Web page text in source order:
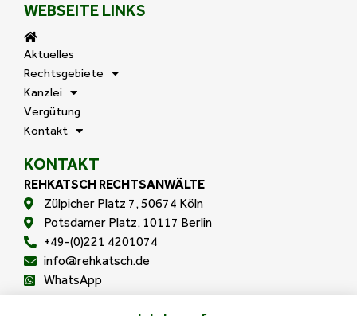
WEBSEITE LINKS
Aktuelles
Rechtsgebiete
Kanzlei
Vergütung
Kontakt
KONTAKT
REHKATSCH RECHTSANWÄLTE
Zülpicher Platz 7, 50674 Köln
Potsdamer Platz, 10117 Berlin
+49-(0)221 4201074
info@rehkatsch.de
WhatsApp